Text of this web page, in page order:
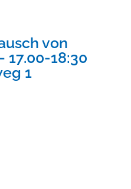
von
17.00-18:30
1